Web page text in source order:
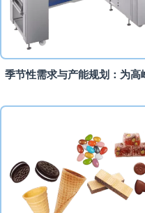
季节性需求与产能规划：为